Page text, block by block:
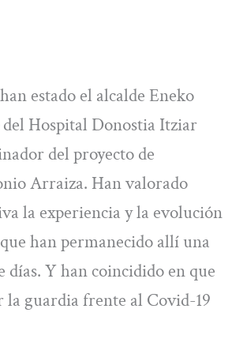
estado el alcalde Eneko
Hospital Donostia Itziar
del proyecto de
Arraiza. Han valorado
la experiencia y la evolución
han permanecido allí una
días. Y han coincidido en que
la guardia frente al Covid-19